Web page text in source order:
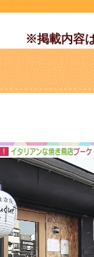
※掲載内容